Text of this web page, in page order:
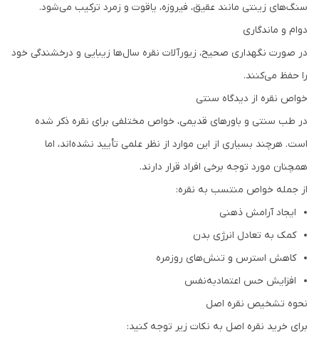
سنگ‌های زینتی مانند عقیق، فیروزه، یاقوت و زمرد ترکیب می‌شود.
دوام و ماندگاری
در صورت نگهداری صحیح، زیورآلات نقره سال‌ها زیبایی و درخشندگی خود
را حفظ می‌کنند.
خواص نقره از دیدگاه سنتی
در طب سنتی و باورهای قدیمی، خواص مختلفی برای نقره ذکر شده
است. هرچند بسیاری از این موارد از نظر علمی تأیید نشده‌اند، اما
همچنان مورد توجه برخی افراد قرار دارند.
از جمله خواص منتسب به نقره:
ایجاد آرامش ذهنی
کمک به تعادل انرژی بدن
کاهش استرس و تنش‌های روزمره
افزایش حس اعتمادبه‌نفس
نحوه تشخیص نقره اصل
برای خرید نقره اصل به نکات زیر توجه کنید: